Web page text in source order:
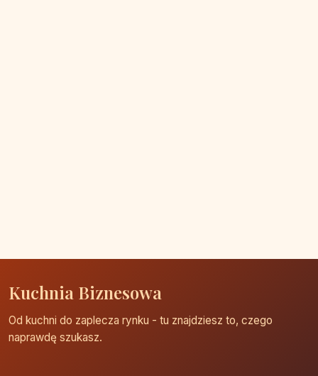
Kuchnia Biznesowa
Od kuchni do zaplecza rynku - tu znajdziesz to, czego
naprawdę szukasz.